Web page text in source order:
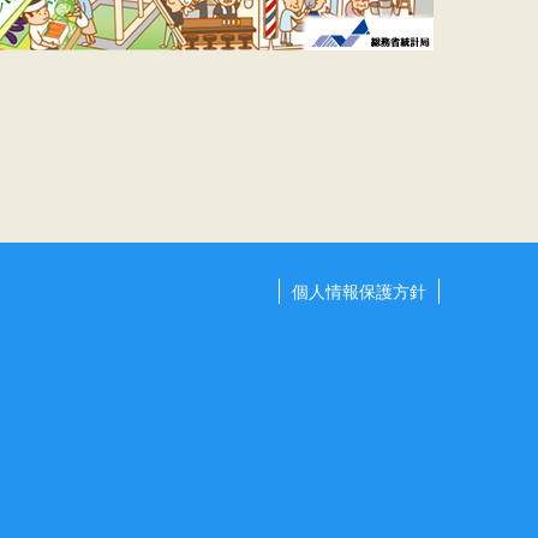
個人情報保護方針